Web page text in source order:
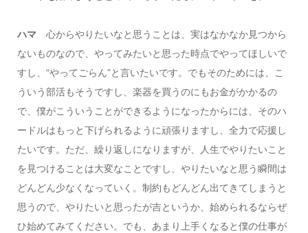
ハマ 心からやりたいなと思うことは、実はなかなか見つから
ないものなので、やってみたいと思った時点でやってほしいで
すし、“やってごらん”と言いたいです。でもそのためには、こ
ういう部活もそうですし、楽器を買うのにもお金がかかるの
で、僕がこういうことができるようになったからには、そのハ
ードルはもっと下げられるように頑張りますし、全力で応援し
たいです。ただ、繰り返しになりますが、人生でやりたいこと
を見つけることは大変なことですし、やりたいなと思う瞬間は
どんどん少なくなっていく。制約もどんどん出てきてしまうと
思うので、やりたいと思ったが吉というか、始められるならぜ
ひ始めてみてください。でも、あまり上手くなると僕の仕事が